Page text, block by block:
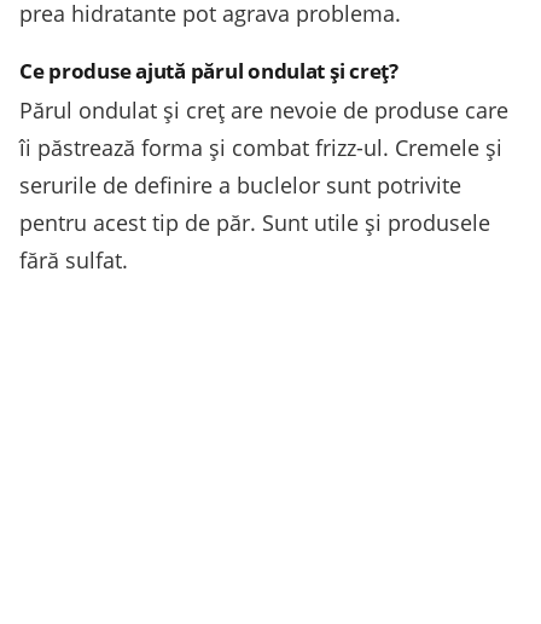
prea hidratante pot agrava problema.
Ce produse ajută părul ondulat și creț?
Părul ondulat și creț are nevoie de produse care
îi păstrează forma și combat frizz-ul. Cremele și
serurile de definire a buclelor sunt potrivite
pentru acest tip de păr. Sunt utile și produsele
fără sulfat.